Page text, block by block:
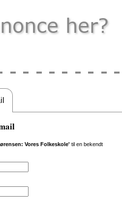
Vores Folkeskole' til en bekendt